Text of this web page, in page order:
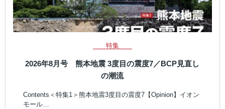
特集
2026年8月号 熊本地震 3度目の震度7／BCP見直し
の潮流
Contents＜特集1＞熊本地震3度目の震度7【Opinion】イオン
モール…